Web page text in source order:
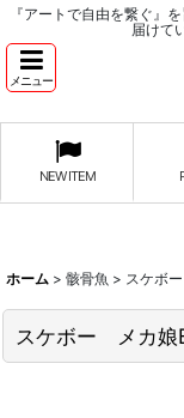
『アートで自由を繋ぐ』
届けて
メニュー
NEW ITEM
ホーム > 骸骨魚 > スケボ
スケボー メカ娘